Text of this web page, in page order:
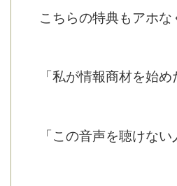
こちらの特典もアホ
「私が情報商材を始
「この音声を聴けな